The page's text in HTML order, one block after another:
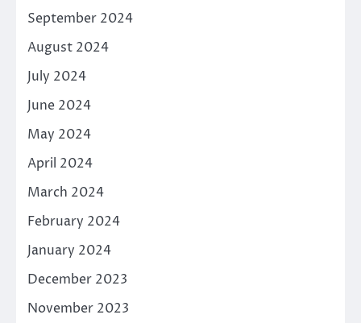
September 2024
August 2024
July 2024
June 2024
May 2024
April 2024
March 2024
February 2024
January 2024
December 2023
November 2023